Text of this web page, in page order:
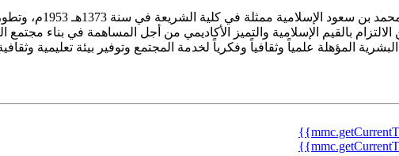
بالقيم الإسلامية والتميز الأكاديمي من أجل المساهمة في بناء
المؤهلة علمياً وثقافياً وفكرياً لخدمة المجتمع وتوفير بيئة تعليمية